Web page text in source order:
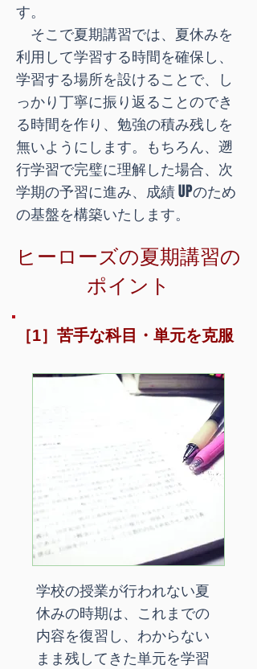
す。
そこで夏期講習では、夏休みを
利用して学習する時間を確保し、
学習する場所を設けることで、し
っかり丁寧に振り返ることのでき
る時間を作り、勉強の積み残しを
無いようにします。もちろん、遡
行学習で完璧に理解した場合、次
学期の予習に進み、成績 UPのため
の基盤を構築いたします。
ヒーローズの夏期講習の
ポイント
［1］苦手な科目・単元を克服
学校の授業が行われない夏
休みの時期は、これまでの
内容を復習し、わからない
まま残してきた単元を学習